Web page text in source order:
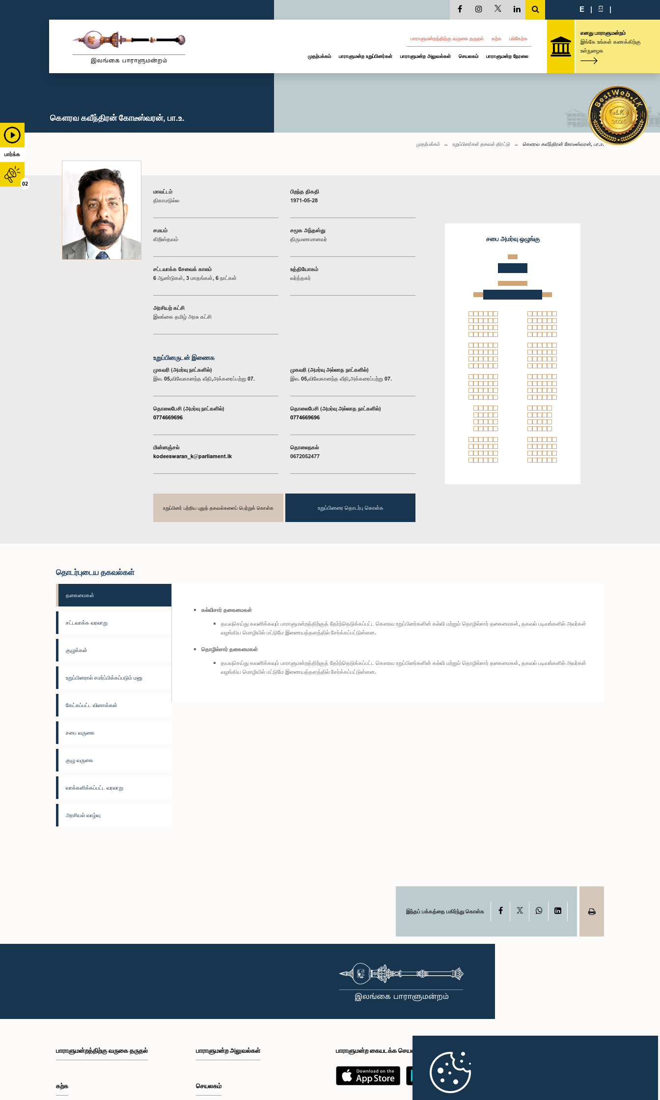
பார்க்க
02
E | සි |
பாராளுமன்றத்திற்கு வருகை தருதல் கற்க பங்கேற்க
முதற்பக்கம் பாராளுமன்ற உறுப்பினர்கள் பாராளுமன்ற அலுவல்கள் செயலகம் பாராளுமன்ற நேரலை
எனது பாராளுமன்றம்
இங்கே உங்கள் கணக்கிற்கு
உள்நுழைக
கௌரவ கவீந்திரன் கோடீஸ்வரன், பா.உ.
முதற்பக்கம் உறுப்பினர்கள் தகவல் திரட்டு கௌரவ கவீந்திரன் கோடீஸ்வரன், பா.உ.
மாவட்டம்
திகாமடுல்ல
பிறந்த திகதி
1971-05-28
சமயம்
கிறிஸ்தவம்
சமூக அந்தஸ்து
திருமணமானவர்
சட்டவாக்க சேவைக் காலம்
6 ஆண்டுகள், 3 மாதங்கள், 6 நாட்கள்
உத்தியோகம்
வர்த்தகர்
அரசியற் கட்சி
இலங்கை தமிழ் அரசு கட்சி
உறுப்பினருடன் இணைக
முகவரி (அமர்வு நாட்களில்)
இல. 05,விவேகானந்த வீதி,அக்கரைப்பற்று 07.
முகவரி (அமர்வு அல்லாத நாட்களில்)
இல. 05,விவேகானந்த வீதி,அக்கரைப்பற்று 07.
தொலைபேசி (அமர்வு நாட்களில்)
0774669696
தொலைபேசி (அமர்வு அல்லாத நாட்களில்)
0774669696
மின்னஞ்சல்
kodeeswaran_k@parliament.lk
தொலைநகல்
0672052477
உறுப்பினர் பற்றிய புதுத் தகவல்களைப் பெற்றுக் கொள்க உறுப்பினரை தொடர்பு கொள்க
சபை அமர்வு ஒழுங்கு
தொடர்புடைய தகவல்கள்
தகைமைகள்
சட்டவாக்க வரலாறு
குழுக்கள்
உறுப்பினரால் சமர்ப்பிக்கப்படும் மனு
கேட்கப்பட்ட வினாக்கள்
சபை வருகை
குழு வருகை
வாக்களிக்கப்பட்ட வரலாறு
அரசியல் வாழ்வு
கல்விசார் தகைமைகள்
தயவுசெய்து கவனிக்கவும் பாராளுமன்றத்திற்குத் தேர்ந்தெடுக்கப்பட்ட கௌரவ உறுப்பினர்களின் கல்வி மற்றும் தொழில்சார் தகைமைகள், தகவல் படிவங்களில் அவர்கள்
வழங்கிய மொழியில் மட்டுமே இணையத்தளத்தில் சேர்க்கப்பட்டுள்ளன.
தொழில்சார் தகைமைகள்
தயவுசெய்து கவனிக்கவும் பாராளுமன்றத்திற்குத் தேர்ந்தெடுக்கப்பட்ட கௌரவ உறுப்பினர்களின் கல்வி மற்றும் தொழில்சார் தகைமைகள், தகவல் படிவங்களில் அவர்கள்
வழங்கிய மொழியில் மட்டுமே இணையத்தளத்தில் சேர்க்கப்பட்டுள்ளன.
இந்தப் பக்கத்தை பகிர்ந்து கொள்க Facebook WhatsAppLinkedIn
பாராளுமன்றத்திற்கு வருகை தருதல்
கற்க
பாராளுமன்ற அலுவல்கள்
செயலகம்
பாராளுமன்ற கையடக்க செயலி